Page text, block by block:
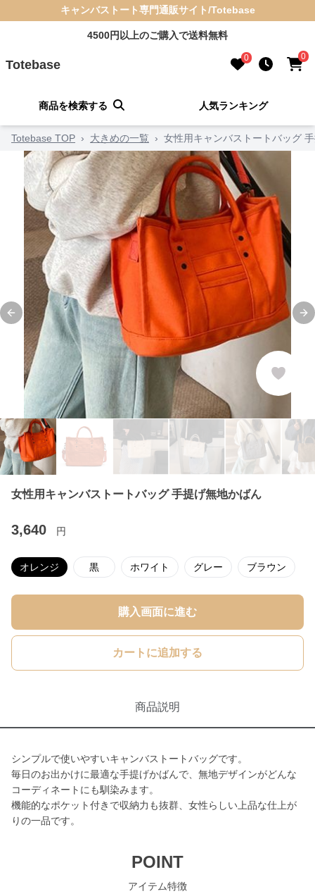
キャンバストート専門通販サイト/Totebase
4500円以上のご購入で送料無料
Totebase 0 0
商品を検索する 人気ランキング
Totebase TOP › 大きめの一覧 › 女性用キャンバストートバッグ
Previous slide
女性用キャンバストートバッグ 手提げ無地かばん
3,640 円
オレンジ 黒 ホワイト グレー ブラウン
購入画面に進む
カートに追加する
商品説明
シンプルで使いやすいキャンバストートバッグです。
毎日のお出かけに最適な手提げかばんで、無地デザインがどんな
コーディネートにも馴染みます。
機能的なポケット付きで収納力も抜群、女性らしい上品な仕上が
りの一品です。
POINT
アイテム特徴